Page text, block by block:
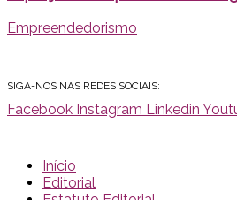
Empreendedorismo
SIGA-NOS NAS REDES SOCIAIS:
Facebook Instagram Linkedin
Início
Editorial